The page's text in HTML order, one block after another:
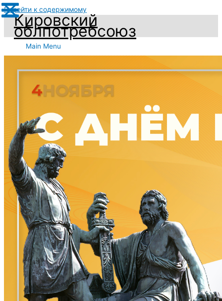
Перейти к содержимому
Кировский
облпотребсоюз
Main Menu